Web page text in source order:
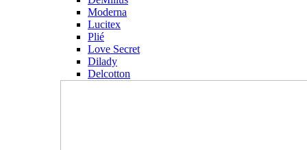
Moderna
Lucitex
Plié
Love Secret
Dilady
Delcotton